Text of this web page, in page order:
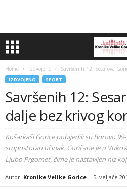
Home Izdvojeno Savršenih 12: Sesarova
IZDVOJENO SPORT
Savršenih 12:
dalje bez krivog
Košarkaši Gorice pobijedili su Borovo
stopostotan učinak. Goričane je u
Ljubo Prgomet, čime je nastavljen niz
Autor: Kronike Velike Gorice - 5. veljače